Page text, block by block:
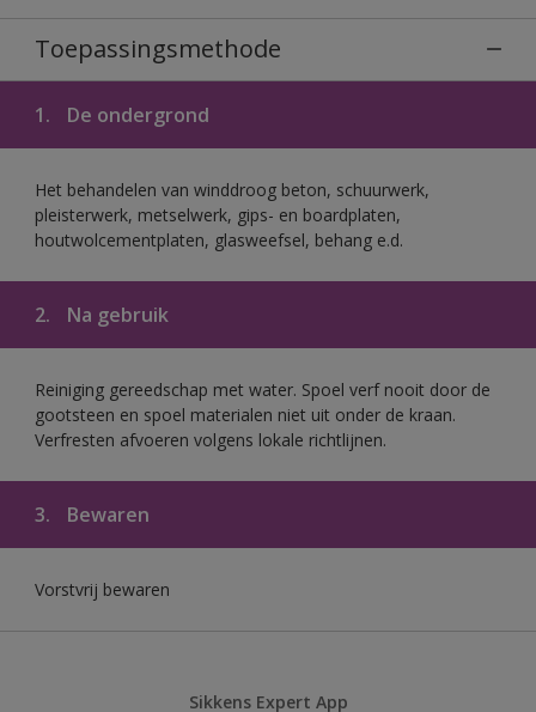
Toepassingsmethode
1. De ondergrond
Het behandelen van winddroog beton, schuurwerk,
pleisterwerk, metselwerk, gips- en boardplaten,
houtwolcementplaten, glasweefsel, behang e.d.
2. Na gebruik
Reiniging gereedschap met water. Spoel verf nooit door de
gootsteen en spoel materialen niet uit onder de kraan.
Verfresten afvoeren volgens lokale richtlijnen.
3. Bewaren
Vorstvrij bewaren
Sikkens Expert App